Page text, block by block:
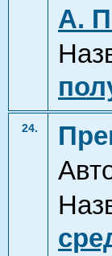
А.
24.